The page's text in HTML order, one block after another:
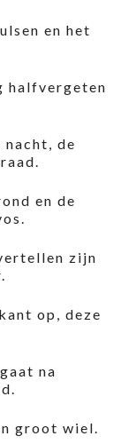
en het
halfvergeten
de
en de
zijn
op, deze
na
groot wiel.